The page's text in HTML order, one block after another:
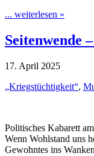
... weiterlesen »
Seitenwende
17. April 2025
„Kriegstüchtigkeit“,
Politisches Kabarett
Wenn Wohlstand uns
Gewohntes ins